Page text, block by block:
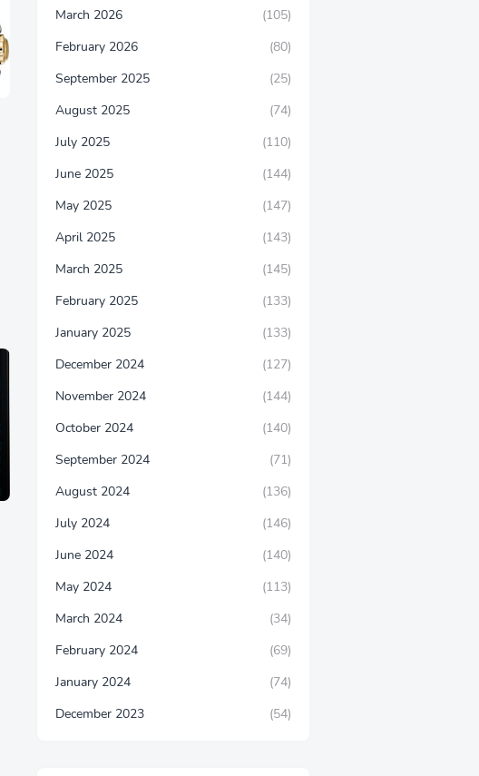
March 2026
(105)
February 2026
(80)
September 2025
(25)
August 2025
(74)
July 2025
(110)
June 2025
(144)
May 2025
(147)
April 2025
(143)
March 2025
(145)
February 2025
(133)
January 2025
(133)
December 2024
(127)
November 2024
(144)
October 2024
(140)
September 2024
(71)
August 2024
(136)
July 2024
(146)
June 2024
(140)
May 2024
(113)
March 2024
(34)
February 2024
(69)
January 2024
(74)
December 2023
(54)